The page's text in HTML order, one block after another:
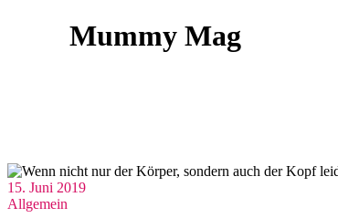
Mummy Mag
15. Juni 2019
Allgemein